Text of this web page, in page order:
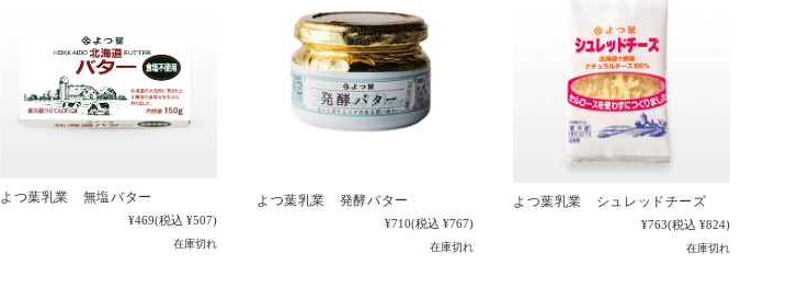
よつ葉乳業 無塩バター
¥469(税込 ¥507)
在庫切れ
よつ葉乳業 発酵バター
¥710(税込 ¥767)
在庫切れ
よつ葉乳業 シュレッドチーズ
¥763(税込 ¥824)
在庫切れ